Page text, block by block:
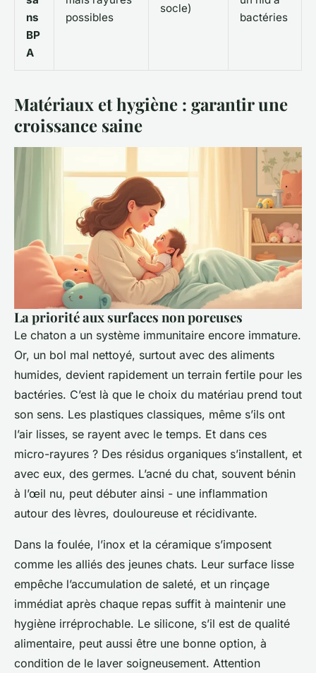
ns
BP
A
possibles
socle)
bactéries
Matériaux et hygiène : garantir une
croissance saine
La priorité aux surfaces non poreuses
Le chaton a un système immunitaire encore immature.
Or, un bol mal nettoyé, surtout avec des aliments
humides, devient rapidement un terrain fertile pour les
bactéries. C’est là que le choix du matériau prend tout
son sens. Les plastiques classiques, même s’ils ont
l’air lisses, se rayent avec le temps. Et dans ces
micro-rayures ? Des résidus organiques s’installent, et
avec eux, des germes. L’acné du chat, souvent bénin
à l’œil nu, peut débuter ainsi - une inflammation
autour des lèvres, douloureuse et récidivante.
Dans la foulée, l’inox et la céramique s’imposent
comme les alliés des jeunes chats. Leur surface lisse
empêche l’accumulation de saleté, et un rinçage
immédiat après chaque repas suffit à maintenir une
hygiène irréprochable. Le silicone, s’il est de qualité
alimentaire, peut aussi être une bonne option, à
condition de le laver soigneusement. Attention